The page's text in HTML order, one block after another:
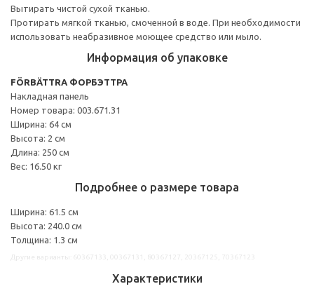
Вытирать чистой сухой тканью.
Протирать мягкой тканью, смоченной в воде. При необходимости
использовать неабразивное моющее средство или мыло.
Информация об упаковке
FÖRBÄTTRA ФОРБЭТТРА
Накладная панель
Номер товара: 003.671.31
Ширина: 64 см
Высота: 2 см
Длина: 250 см
Вес: 16.50 кг
Подробнее о размере товара
Ширина: 61.5 см
Высота: 240.0 см
Толщина: 1.3 см
Характеристики